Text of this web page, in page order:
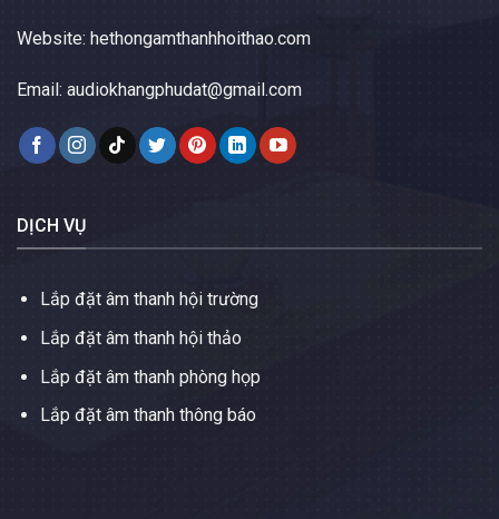
Website: hethongamthanhhoithao.com
Email: audiokhangphudat@gmail.com
DỊCH VỤ
Lắp đặt âm thanh hội trường
Lắp đặt âm thanh hội thảo
Lắp đặt âm thanh phòng họp
Lắp đặt âm thanh thông báo